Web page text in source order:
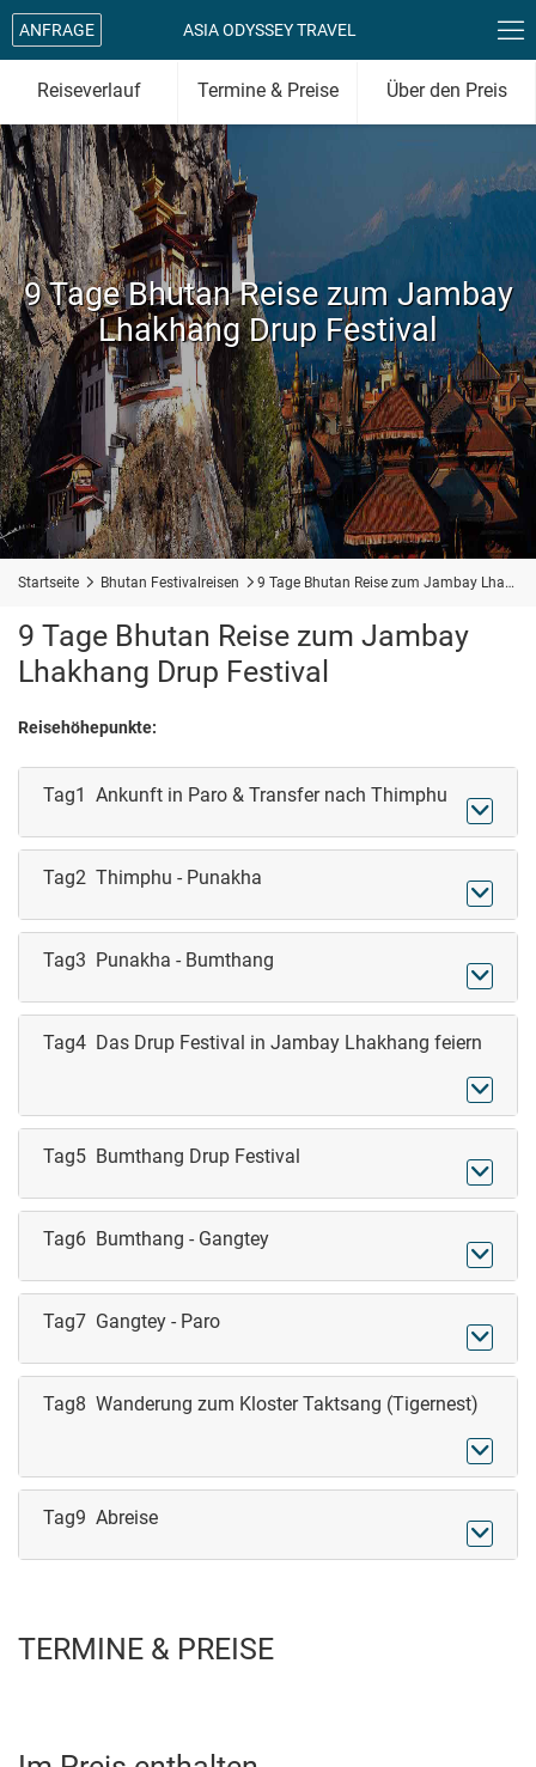

ANFRAGE ASIA ODYSSEY TRAVEL
Reiseverlauf Termine & Preise Über den Preis
9 Tage Bhutan Reise zum Jambay
Lhakhang Drup Festival
Startseite  Bhutan Festivalreisen  9 Tage Bhutan Reise zum Jambay Lhakhang Drup Festival
9 Tage Bhutan Reise zum Jambay
Lhakhang Drup Festival
Reisehöhepunkte:
Tag1 Ankunft in Paro & Transfer nach Thimphu

Tag2 Thimphu - Punakha

Tag3 Punakha - Bumthang

Tag4 Das Drup Festival in Jambay Lhakhang feiern

Tag5 Bumthang Drup Festival

Tag6 Bumthang - Gangtey

Tag7 Gangtey - Paro

Tag8 Wanderung zum Kloster Taktsang (Tigernest)

Tag9 Abreise

TERMINE & PREISE